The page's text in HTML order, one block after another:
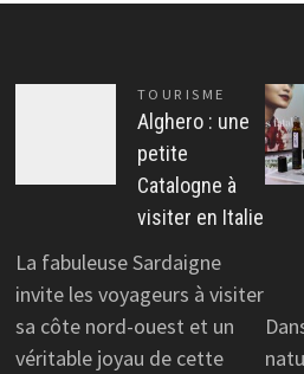
TOURISME
Alghero : une
petite
Catalogne à
visiter en Italie
La fabuleuse Sardaigne
invite les voyageurs à visiter
sa côte nord-ouest et un
véritable joyau de cette